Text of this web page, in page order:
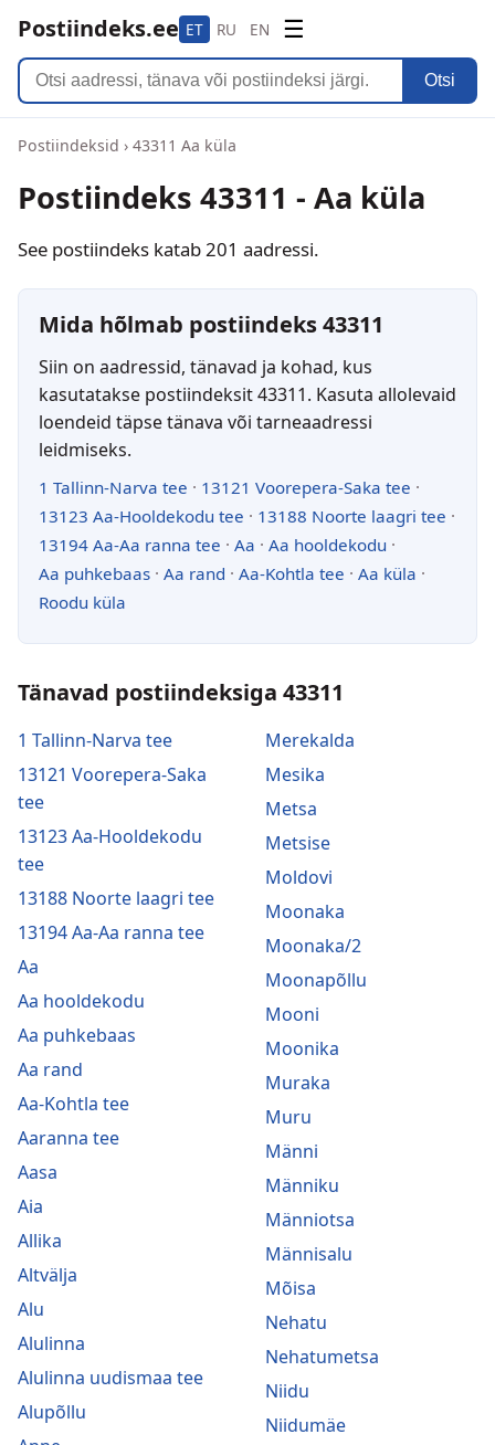
Postiindeks.ee ET RU EN ☰
Otsi
Postiindeksid › 43311 Aa küla
Postiindeks 43311 - Aa küla
See postiindeks katab 201 aadressi.
Mida hõlmab postiindeks 43311
Siin on aadressid, tänavad ja kohad, kus
kasutatakse postiindeksit 43311. Kasuta allolevaid
loendeid täpse tänava või tarneaadressi
leidmiseks.
1 Tallinn-Narva tee · 13121 Voorepera-Saka tee ·
13123 Aa-Hooldekodu tee · 13188 Noorte laagri tee ·
13194 Aa-Aa ranna tee · Aa · Aa hooldekodu ·
Aa puhkebaas · Aa rand · Aa-Kohtla tee · Aa küla ·
Roodu küla
Tänavad postiindeksiga 43311
1 Tallinn-Narva tee
13121 Voorepera-Saka
tee
13123 Aa-Hooldekodu
tee
13188 Noorte laagri tee
13194 Aa-Aa ranna tee
Aa
Aa hooldekodu
Aa puhkebaas
Aa rand
Aa-Kohtla tee
Aaranna tee
Aasa
Aia
Allika
Altvälja
Alu
Alulinna
Alulinna uudismaa tee
Alupõllu
Merekalda
Mesika
Metsa
Metsise
Moldovi
Moonaka
Moonaka/2
Moonapõllu
Mooni
Moonika
Muraka
Muru
Männi
Männiku
Männiotsa
Männisalu
Mõisa
Nehatu
Nehatumetsa
Niidu
Niidumäe